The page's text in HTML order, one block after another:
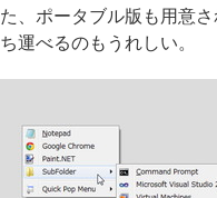
た、ポータブル版も用意
ち運べるのもうれしい。